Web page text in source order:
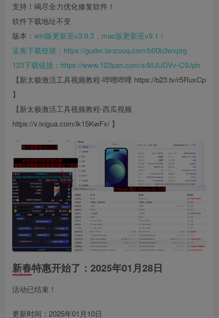
支持！竭尽全力优化修复软件！
软件下载地址不变
版本： win版更新至v3.9.3，mac版更新至v9.1！
蓝奏下载链接： https://guder.lanzouq.com/b00b3wvprg
123下载链接： https://www.123pan.com/s/MJUDVv-C9Jph
【新太极激活工具视频教程-哔哩哔哩 https://b23.tv/r5RuxCp
】
【新太极激活工具视频教程-西瓜视频
https://v.ixigua.com/ik15KwFx/ 】
新春特惠开始了：2025年01月28日
活动已结束！
更新时间：2025年01月10日